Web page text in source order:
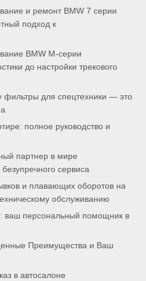
и ремонт BMW 7 серии
подход к
BMW M-серии
до настройки трекового
фильтры для спецтехники — это
полное руководство и
партнер в мире
сервиса
и плавающих оборотов на
обслуживанию
ваш персональный помощник в
Преимущества и Ваш
в автосалоне